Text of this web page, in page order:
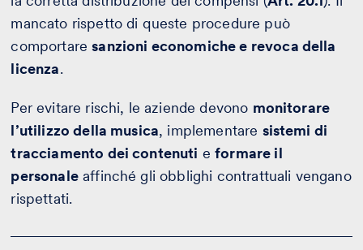
mancato rispetto di queste procedure può
comportaresanzioni economiche e revoca della
licenza.
Per evitare rischi, le aziende devono monitorare
l’utilizzo della musica, implementare sistemi di
tracciamento dei contenuti eformare il
personaleaffinché gli obblighi contrattuali vengano
rispettati.